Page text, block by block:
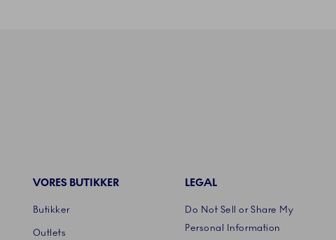
VORES BUTIKKER
Butikker
Outlets
LEGAL
Do Not Sell or Share My
Personal Information